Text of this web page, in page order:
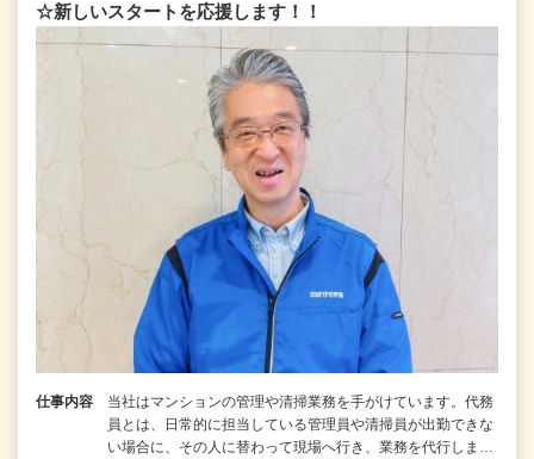
☆新しいスタートを応援します！！
仕事内容
当社はマンションの管理や清掃業務を手がけています。代務
員とは、日常的に担当している管理員や清掃員が出勤できな
い場合に、その人に替わって現場へ行き、業務を代行しま…